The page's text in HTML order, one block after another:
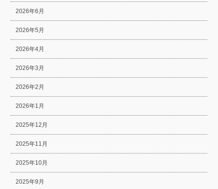
2026年6月
2026年5月
2026年4月
2026年3月
2026年2月
2026年1月
2025年12月
2025年11月
2025年10月
2025年9月